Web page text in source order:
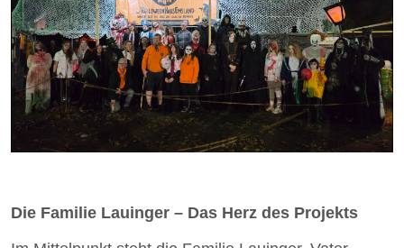
Die Familie Lauinger – Das Herz des Projekts